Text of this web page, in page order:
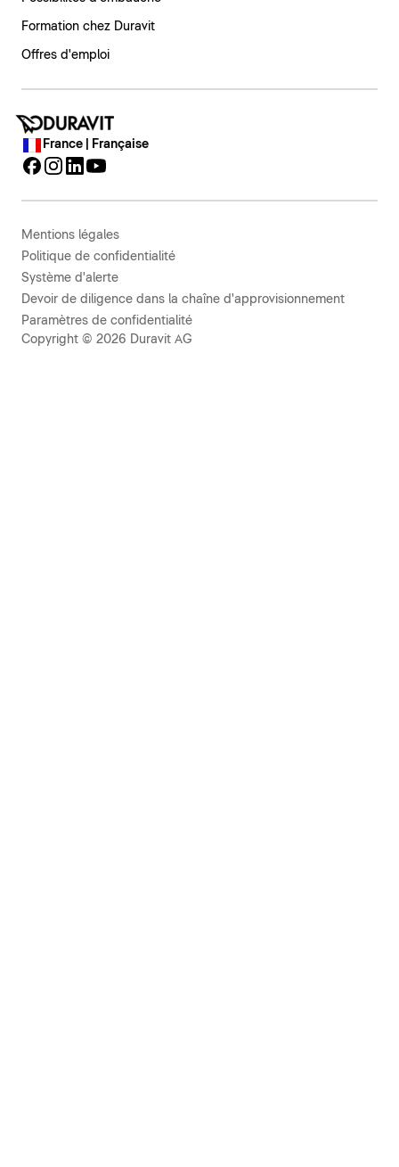
Formation chez Duravit
Offres d'emploi
France | Française
Mentions légales
Politique de confidentialité
Système d'alerte
Devoir de diligence dans la chaîne d'approvisionnement
Paramètres de confidentialité
Copyright © 2026 Duravit AG